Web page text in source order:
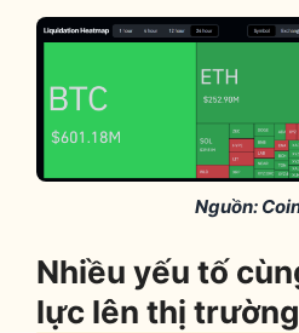
Nguồn:
Nhiều yếu tố
lực lên thị trường